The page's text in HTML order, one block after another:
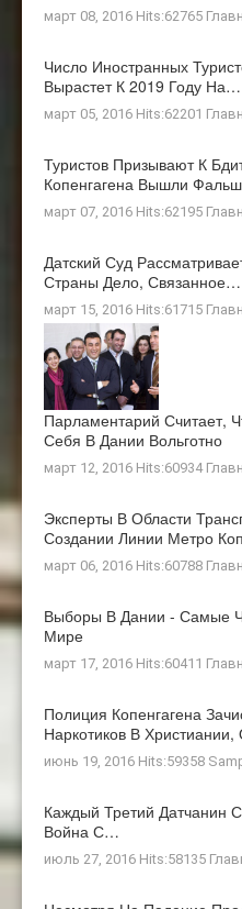
март 08, 2016 Hits:62765
Число Иностранных
Вырастет К 2019 Году На…
март 05, 2016 Hits:62201
Туристов Призывают К
Копенгагена Вышли
март 07, 2016 Hits:62195
Датский Суд
Страны Дело, Связанное…
март 15, 2016 Hits:61715
Парламентарий Считает,
Себя В Дании Вольготно
март 12, 2016 Hits:60934
Эксперты В Области
Создании Линии Метро
март 06, 2016 Hits:60788
Выборы В Дании - Самые
Мире
март 17, 2016 Hits:60411
Полиция Копенгагена
Наркотиков В
июнь 19, 2016 Hits:59358
Каждый Третий Датчанин
Война С…
июль 27, 2016 Hits:58135